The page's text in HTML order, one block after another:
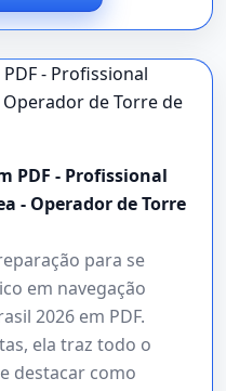
PDF - Profissional
- Operador de Torre
para se
em navegação
2026 em PDF.
ela traz todo o
destacar como